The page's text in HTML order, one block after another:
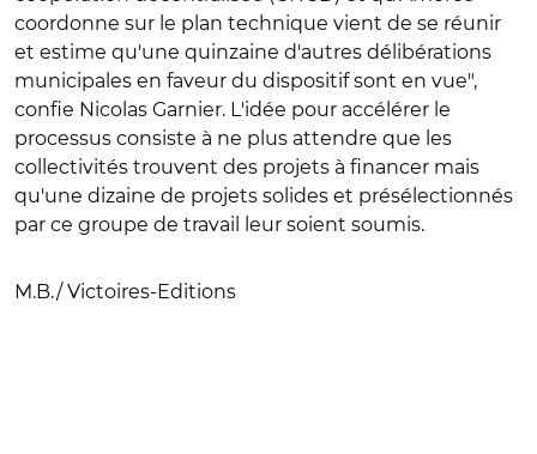
coordonne sur le plan technique vient de se réunir
et estime qu'une quinzaine d'autres délibérations
municipales en faveur du dispositif sont en vue",
confie Nicolas Garnier. L'idée pour accélérer le
processus consiste à ne plus attendre que les
collectivités trouvent des projets à financer mais
qu'une dizaine de projets solides et présélectionnés
par ce groupe de travail leur soient soumis.
M.B./ Victoires-Editions